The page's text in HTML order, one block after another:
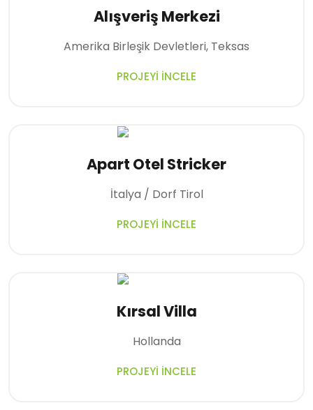
Alışveriş Merkezi
Amerika Birleşik Devletleri, Teksas
PROJEYI İNCELE
Apart Otel Stricker
İtalya / Dorf Tirol
PROJEYI İNCELE
Kırsal Villa
Hollanda
PROJEYI İNCELE